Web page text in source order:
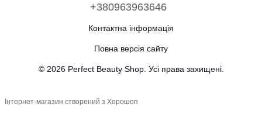
+380963963646
Контактна інформація
Повна версія сайту
© 2026 Perfect Beauty Shop. Усі права захищені.
Інтернет-магазин створений з Хорошоп